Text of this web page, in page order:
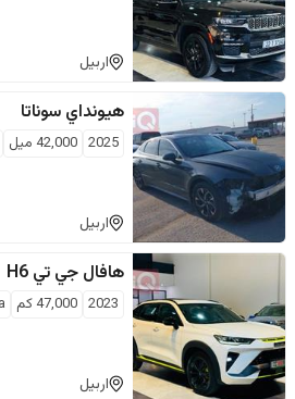
اربيل
هيونداي سوناتا
2025
42,000 ميل
اربيل
هافال جي تي H6
2023
47,000كم
اربيل